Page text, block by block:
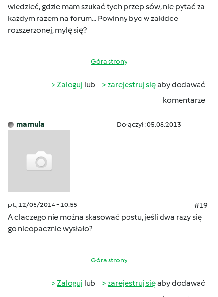
wiedzieć, gdzie mam szukać tych przepisów, nie pytać za
każdym razem na forum... Powinny byc w zakłdce
rozszerzonej, mylę się?
Góra strony
Zaloguj lub zarejestruj sięaby dodawać
komentarze
mamula Dołączył : 05.08.2013
pt., 12/05/2014 - 10:55
#19
A dlaczego nie można skasować postu, jeśli dwa razy się
go nieopacznie wysłało?
Góra strony
Zaloguj lub zarejestruj sięaby dodawać